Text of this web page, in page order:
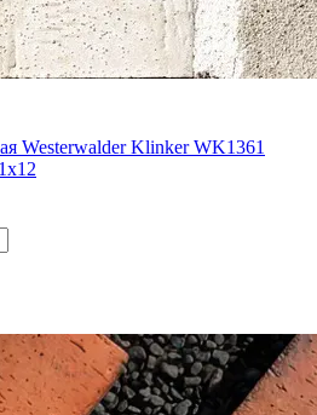
Westerwalder Klinker WK1361